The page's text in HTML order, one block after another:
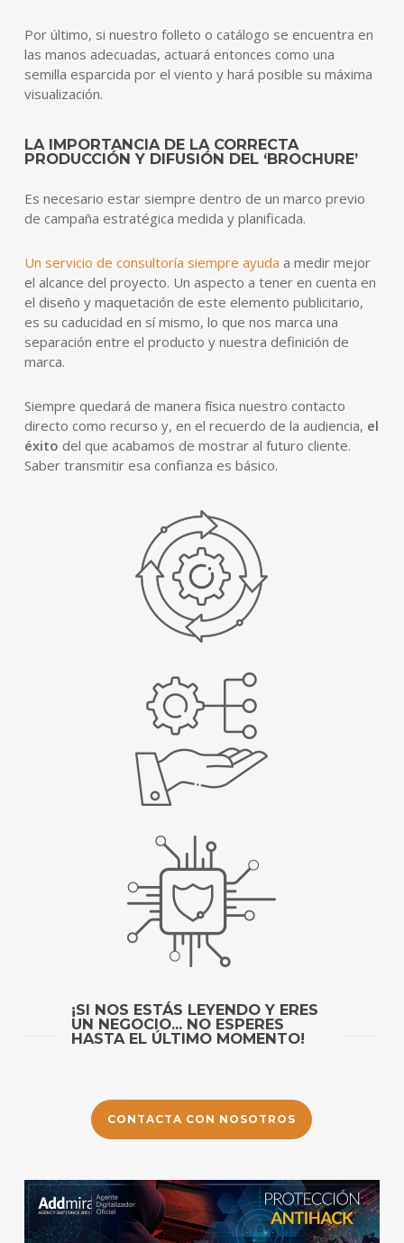
Por último, si nuestro folleto o catálogo se encuentra en
las manos adecuadas, actuará entonces como una
semilla esparcida por el viento y hará posible su máxima
visualización.
LA IMPORTANCIA DE LA CORRECTA
PRODUCCIÓN Y DIFUSIÓN DEL ‘BROCHURE’
Es necesario estar siempre dentro de un marco previo
de campaña estratégica medida y planificada.
Un servicio de consultoría siempre ayuda a medir mejor
el alcance del proyecto. Un aspecto a tener en cuenta en
el diseño y maquetación de este elemento publicitario,
es su caducidad en sí mismo, lo que nos marca una
separación entre el producto y nuestra definición de
marca.
Siempre quedará de manera física nuestro contacto
directo como recurso y, en el recuerdo de la audiencia, el
éxito del que acabamos de mostrar al futuro cliente.
Saber transmitir esa confianza es básico.
¡SI NOS ESTÁS LEYENDO Y ERES
UN NEGOCIO... NO ESPERES
HASTA EL ÚLTIMO MOMENTO!
CONTACTA CON NOSOTROS